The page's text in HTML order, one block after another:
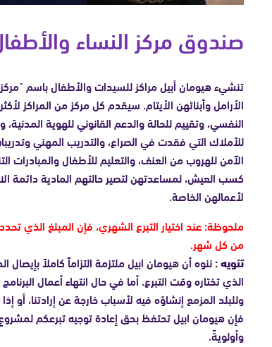
صندوق مركز النساء
تنشيء هيومان أبيل مراكز للسيدات والأطفال باسم
الأرامل وأبنائهن الأيتام. سيقدم كل مركز من المراكز
النفسي، وتقييم للحالة والدعم القانوني للهوية
للأملاك التي فقدت في الصراع، والتدريب المهني
الآمن للهروب من العنف، والتعليم للأطفال والمبادرات
كسب العيش، لمساعدتهن لتصير حالتهم المادية دائمة
لأعمالهن الخاصة.
ملحوظة: عند اختيار التبرع الشهري، فإن المبلغ الذي
من كل شهر.
تنويه :ننوه أن هيومان ابيل ملتزمة التزاماً كاملاً
الذي تختاره وقت التبرع. أما في حال انتهاء أعمال
وللبلد المزمع إنشاؤه فيه لأسباب خارجة عن إرادتنا، أو
فإن هيومان ابيل تحتفظ بحق إعادة توجيه تبرعكم
وأولويةً.